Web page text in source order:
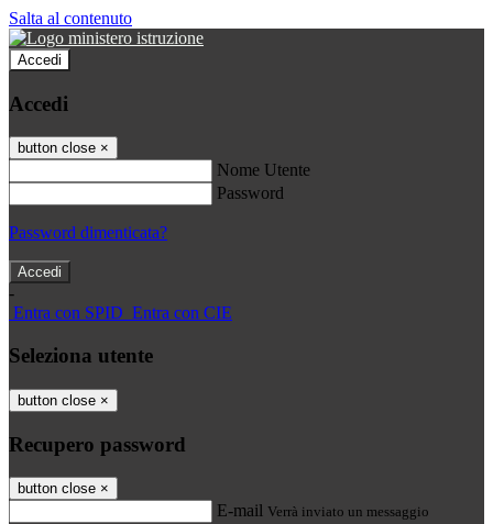
Salta al contenuto
Accedi
Accedi
button close ×
Nome Utente
Password
Password dimenticata?
-
Entra con SPID Entra con CIE
Seleziona utente
button close ×
Recupero password
button close ×
E-mail Verrà inviato un messaggio